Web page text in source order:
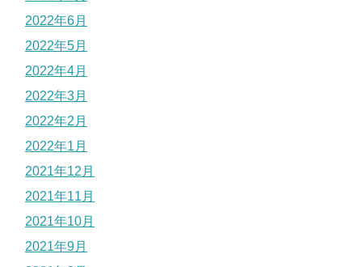
2022年6月
2022年5月
2022年4月
2022年3月
2022年2月
2022年1月
2021年12月
2021年11月
2021年10月
2021年9月